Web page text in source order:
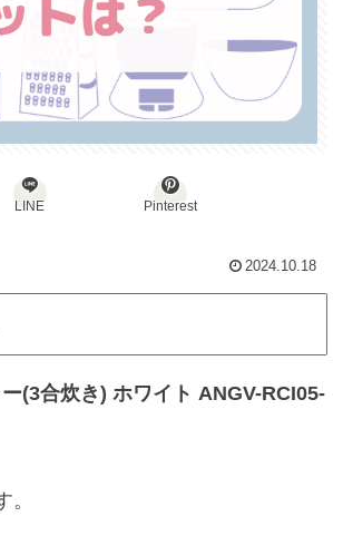
LINE Pinterest
2024.10.18
(3合炊き) ホワイト ANGV-RCI05-